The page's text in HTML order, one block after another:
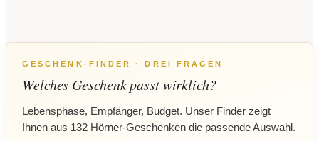
GESCHENK-FINDER · DREI FRAGEN
Welches Geschenk passt wirklich?
Lebensphase, Empfänger, Budget. Unser Finder zeigt
Ihnen aus 132 Hörner-Geschenken die passende Auswahl.